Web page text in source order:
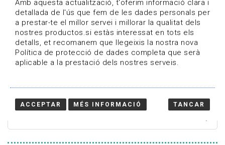
Convocatòries, activitats i notícies del sector de la
cultura.
Amb aquesta actualització, t'oferim informació clara i
detallada de l'ús que fem de les dades personals per
a prestar-te el millor servei i millorar la qualitat dels
nostres productos.si estàs interessat en tots els
detalls, et recomanem que llegeixis la nostra nova
Política de protecció de dades completa que serà
aplicable a la prestació dels nostres serveis.
ACCEPTAR MÉS INFORMACIÓ TANCAR